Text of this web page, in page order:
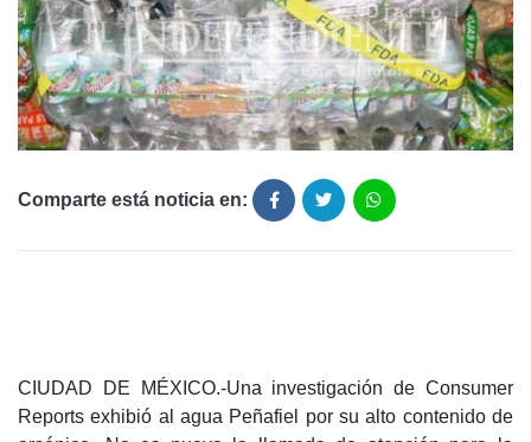
Comparte está noticia en:
CIUDAD DE MÉXICO.-Una investigación de Consumer
Reports exhibió al agua Peñafiel por su alto contenido de